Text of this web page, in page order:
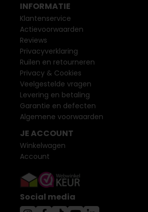
INFORMATIE
Klantenservice
Actievoorwaarden
Reviews
Privacyverklaring
Ruilen en retourneren
Privacy & Cookies
Veelgestelde vragen
Levering en betaling
Garantie en defecten
Algemene voorwaarden
JE ACCOUNT
Winkelwagen
Account
Social media